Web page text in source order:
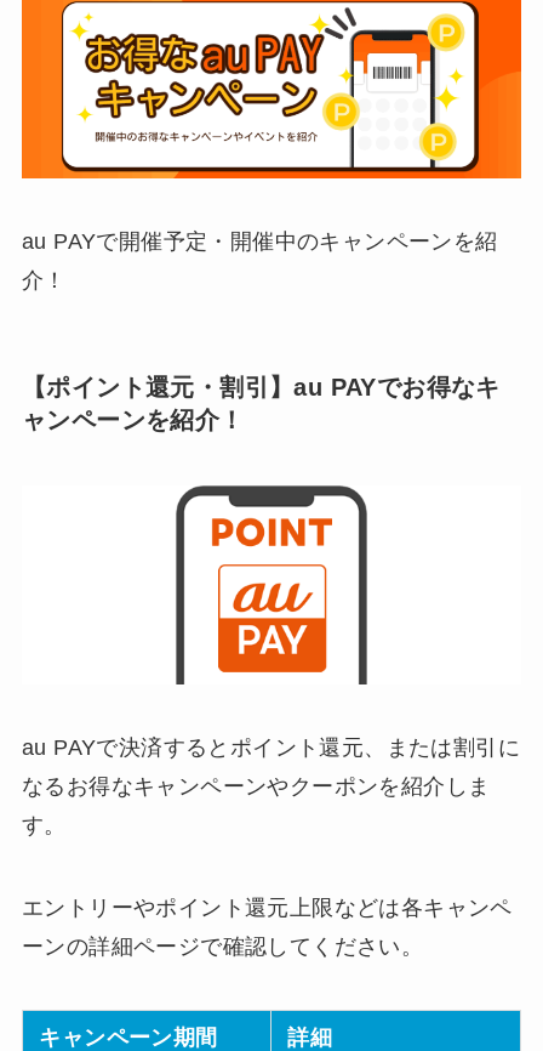
au PAYで開催予定・開催中のキャンペーンを紹
介！
【ポイント還元・割引】au PAYでお得なキ
ャンペーンを紹介！
au PAYで決済するとポイント還元、または割引に
なるお得なキャンペーンやクーポンを紹介しま
す。
エントリーやポイント還元上限などは各キャンペ
ーンの詳細ページで確認してください。
キャンペーン期間 詳細